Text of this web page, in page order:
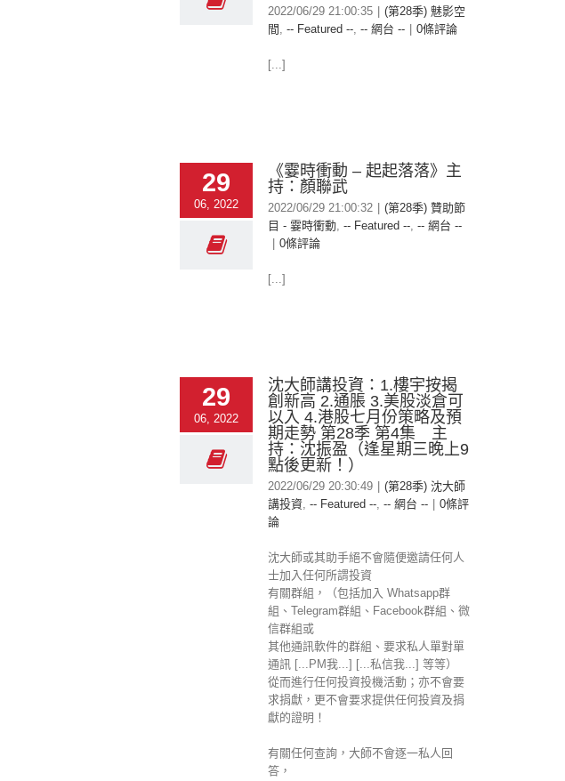
2022/06/29 21:00:35
(第28季) 魅影空
間 , -- Featured --, -- 網台 -- 0條評論
[...]
29
06, 2022
《霎時衝動 – 起起落落》主
持：顏聯武
2022/06/29 21:00:32
(第28季) 贊助節
目 - 霎時衝動, -- Featured --, -- 網台 --
0條評論
[...]
29
06, 2022
沈大師講投資：1.樓宇按揭
創新高 2.通脹 3.美股淡倉可
以入 4.港股七月份策略及預
期走勢 第28季 第4集 主
持：沈振盈（逢星期三晚上9
點後更新！）
2022/06/29 20:30:49
(第28季) 沈大師
講投資, -- Featured --, -- 網台 --
0條評
論
沈大師或其助手絕不會隨便邀請任何人
士加入任何所謂投資
有關群組，（包括加入 Whatsapp群
組、Telegram群組、Facebook群組、微
信群組或
其他通訊軟件的群組、要求私人單對單
通訊 [...PM我...] [...私信我...] 等等）
從而進行任何投資投機活動；亦不會要
求捐獻，更不會要求提供任何投資及捐
獻的證明！
有關任何查詢，大師不會逐一私人回
答，